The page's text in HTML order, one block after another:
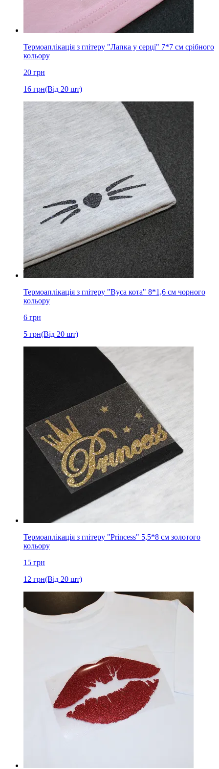
Термоаплікація з глітеру "Лапка у серці" 7*7 см срібного
кольору
20 грн
16 грн(Від 20 шт)
Термоаплікація з глітеру "Вуса кота" 8*1,6 см чорного
кольору
6 грн
5 грн(Від 20 шт)
Термоаплікація з глітеру "Princess" 5,5*8 см золотого
кольору
15 грн
12 грн(Від 20 шт)